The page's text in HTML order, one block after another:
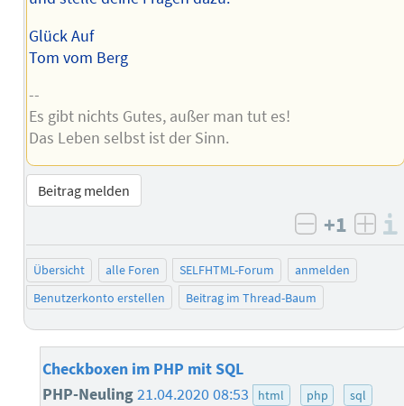
Glück Auf
Tom vom Berg
--
Es gibt nichts Gutes, außer man tut es!
Das Leben selbst ist der Sinn.
Beitrag melden
negativ
+1
Übersicht alle Foren SELFHTML-Forum
anmelden
Benutzerkonto erstellen
Beitrag im Thread-Baum
Checkboxen im PHP mit SQL
PHP-Neuling21.04.2020 08:53 html php sql